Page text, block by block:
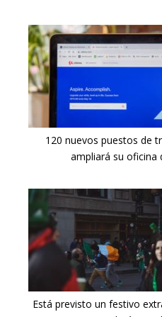
120 nuevos puestos de
ampliará su oficina
Está previsto un festivo